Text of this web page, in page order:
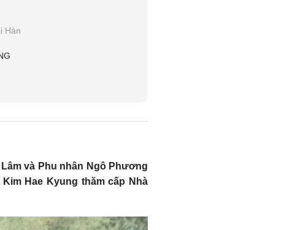
Hàn
và Phu nhân Ngô Phương
Hae Kyung thăm cấp Nhà